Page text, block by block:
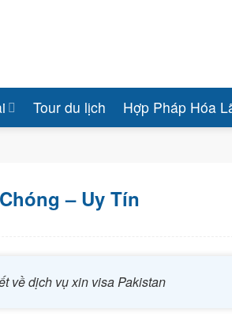
Tour du lịch Hợp Pháp Hóa
– Uy Tín
về dịch vụ xin visa Pakistan